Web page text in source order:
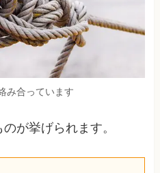
み合っています
が挙げられます。